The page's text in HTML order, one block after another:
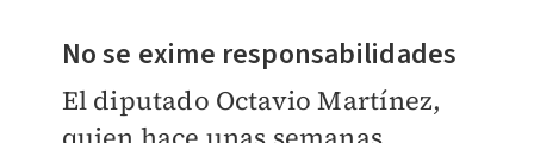
No se exime responsabilidades
El diputado Octavio Martínez,